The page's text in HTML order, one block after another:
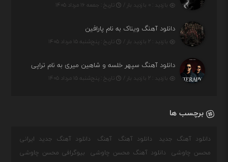
بازدید : ۰ بازدید بار / تاریخ : جمعه ۱۶ مرداد ۱۴۰۵
دانلود آهنگ ویناک به نام پارافین
بازدید : ۲ بازدید بار / تاریخ : پنج‌شنبه ۱۵ مرداد ۱۴۰۵
دانلود آهنگ سپهر خلسه و شاهین میری به نام تراپی
بازدید : ۲ بازدید بار / تاریخ : پنج‌شنبه ۱۵ مرداد ۱۴۰۵
برچسب ها
دانلود آهنگ جدید دانلود آهنگ آهنگ
دانلود آهنگ جدید ایرانی
محسن چاوشی
دانلود آهنگ محسن چاوشی
بیوگرافی محسن چاوشی